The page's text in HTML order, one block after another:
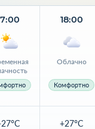
18:00
Облачно
Комфортно
+27°C